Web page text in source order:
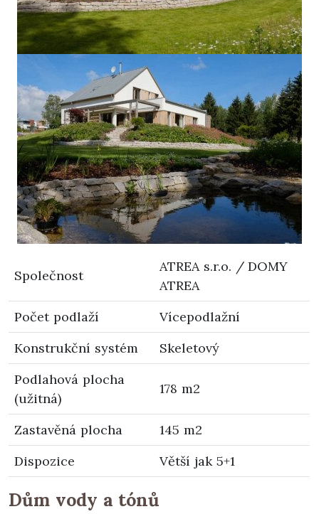
Společnost
ATREA s.r.o. / DOMY
ATREA
Počet podlaží
Vícepodlažní
Konstrukční systém
Skeletový
Podlahová plocha
(užitná)
178 m2
Zastavěná plocha
145 m2
Dispozice
Větší jak 5+1
Dům vody a tónů